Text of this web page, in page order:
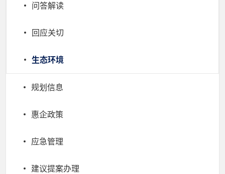
问答解读
回应关切
生态环境
规划信息
惠企政策
应急管理
建议提案办理